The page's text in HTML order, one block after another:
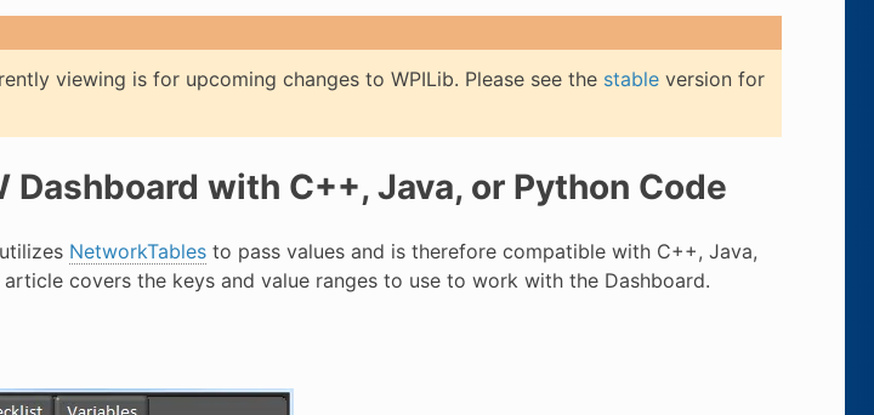
viewing is for upcoming changes to WPILib. Please see the stableversion for
Dashboard with C++, Java, or Python Code
NetworkTablesto pass values and is therefore compatible with C++, Java,
covers the keys and value ranges to use to work with the Dashboard.